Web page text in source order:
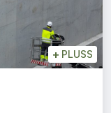
+ PLUSS